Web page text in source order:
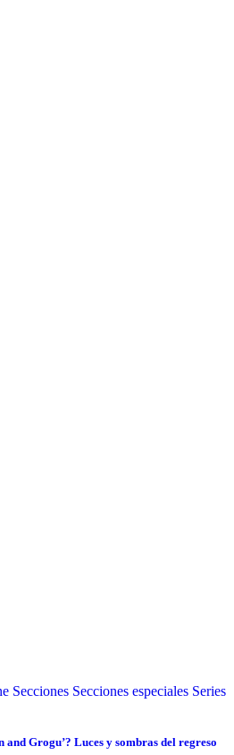
Secciones Secciones especiales Series
Grogu’? Luces y sombras del regreso